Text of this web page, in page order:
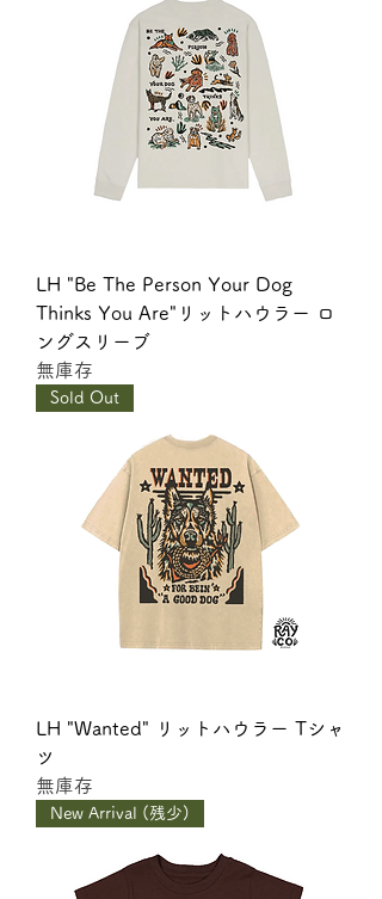
LH "Be The Person Your Dog
Thinks You Are"リットハウラー ロ
ングスリーブ
無庫存
Sold Out
LH "Wanted" リットハウラー Tシャ
ツ
無庫存
New Arrival (残少)